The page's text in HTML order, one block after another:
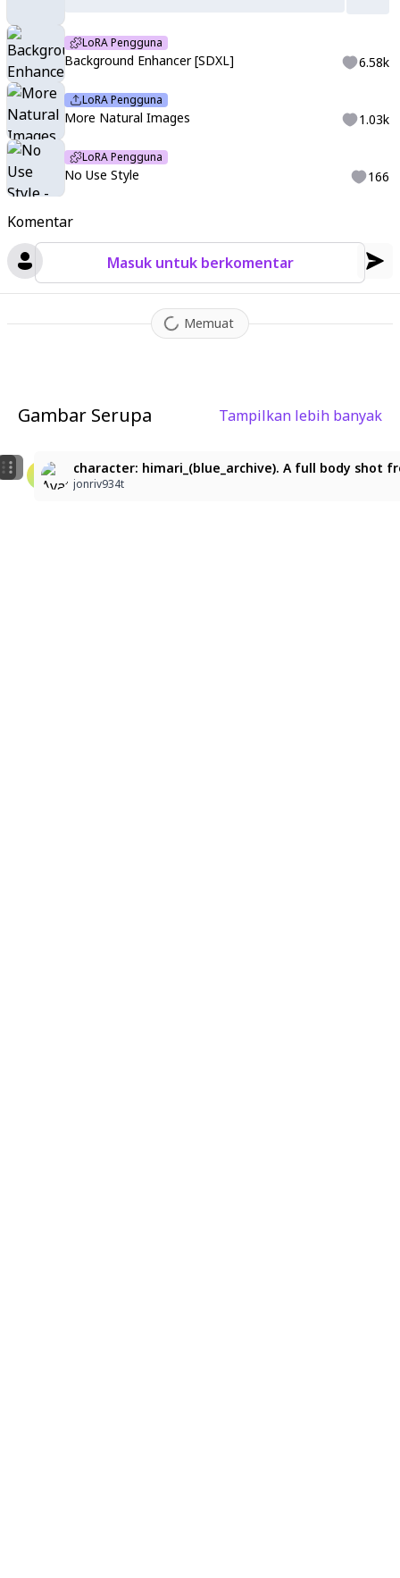
Komentar
Masuk untuk berkomentar
Memuat
LoRA Pengguna
Background Enhancer [SDXL] 6.58k
LoRA Pengguna
More Natural Images 1.03k
LoRA Pengguna
No Use Style 166
Gambar Serupa Tampilkan lebih banyak
character: himari_(blue_archive), A medium-shot
オオニューラ
character: himari_(blue_archive), A medium-shot
オオニューラ
character: himari_(blue_archive). A full body
jonriv934t